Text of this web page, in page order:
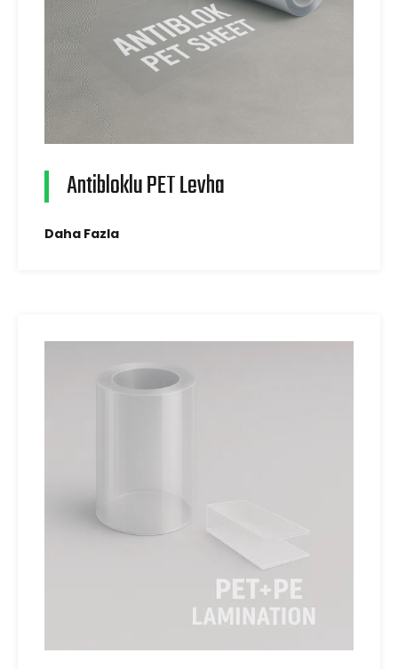
Antibloklu PET Levha
Daha Fazla